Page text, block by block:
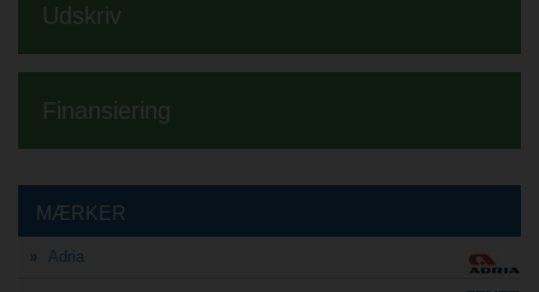
Udskriv
Finansiering
MÆRKER
Adria